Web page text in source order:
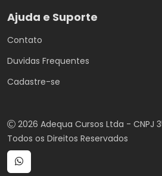
Ajuda e Suporte
Contato
Duvidas Frequentes
Cadastre-se
2026 Adequa Cursos Ltda - CNPJ
Todos os Direitos Reservados